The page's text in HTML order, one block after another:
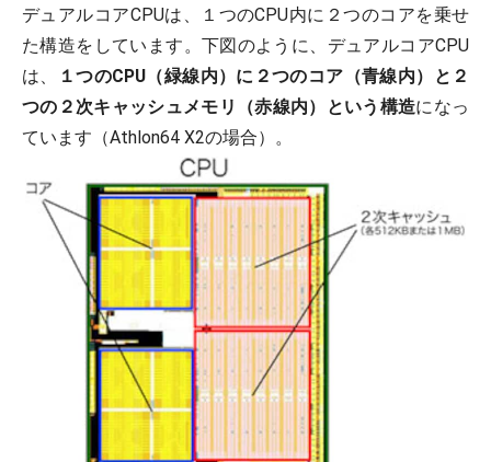
デュアルコアCPUは、１つのCPU内に２つのコアを乗せ
た構造をしています。下図のように、デュアルコアCPU
は、
１つのCPU（緑線内）に２つのコア（青線内）と２
つの２次キャッシュメモリ（赤線内）という構造になっ
ています（Athlon64 X2の場合）。